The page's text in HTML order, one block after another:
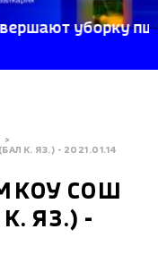
уборку
>
ЯЗ.) - 2021.01.14
СОШ
ЯЗ.) -